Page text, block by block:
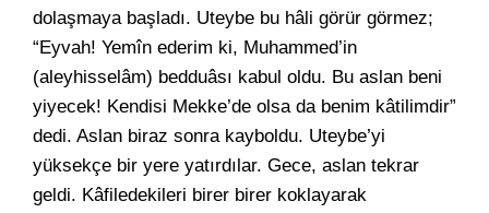
dolaşmaya başladı. Uteybe bu hâli görür görmez;
“Eyvah! Yemîn ederim ki, Muhammed’in
(aleyhisselâm) bedduâsı kabul oldu. Bu aslan beni
yiyecek! Kendisi Mekke’de olsa da benim kâtilimdir”
dedi. Aslan biraz sonra kayboldu. Uteybe’yi
yüksekçe bir yere yatırdılar. Gece, aslan tekrar
geldi. Kâfiledekileri birer birer koklayarak